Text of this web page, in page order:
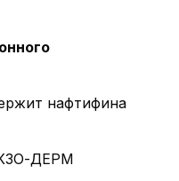
нафтифина
ДЕРМ